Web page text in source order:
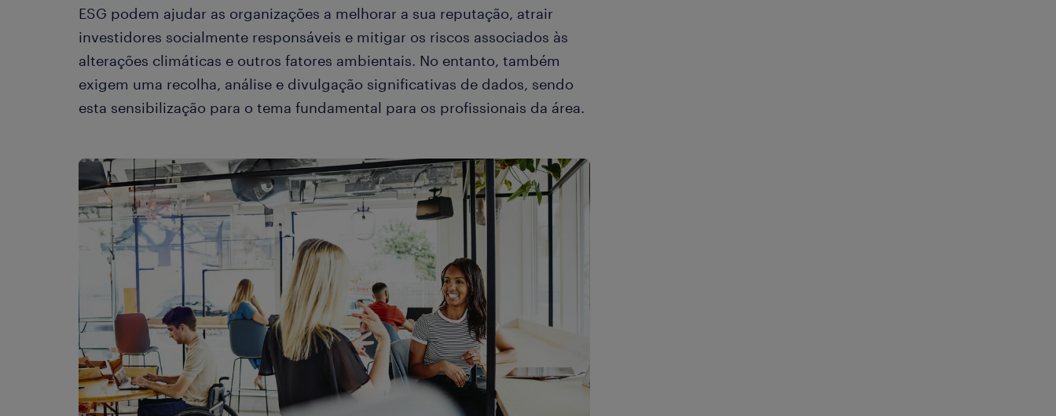
ESG podem ajudar as organizações a melhorar a sua reputação, atrair
investidores socialmente responsáveis e mitigar os riscos associados às
alterações climáticas e outros fatores ambientais. No entanto, também
exigem uma recolha, análise e divulgação significativas de dados, sendo
esta sensibilização para o tema fundamental para os profissionais da área.